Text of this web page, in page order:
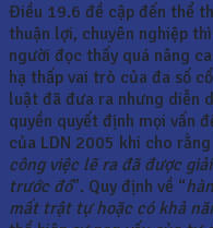
Điều 19.6 đề cập đến thể
thuận lợi, chuyên nghiệp
người đọc thấy quá nâng
hạ thấp vai trò của đa số
luật đã đưa ra nhưng diễn
quyền quyết định mọi vấn
của LDN 2005 khi cho rằng
công việc lẽ ra đã được
trước đó”. Quy định về “
mất trật tự hoặc có khả